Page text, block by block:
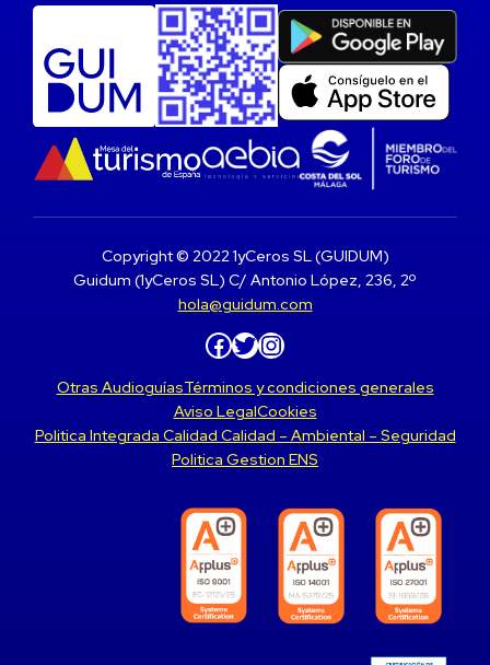
Copyright © 2022 1yCeros SL (GUIDUM)
Guidum (1yCeros SL) C/ Antonio López, 236, 2º
hola@guidum.com
Facebook Twitter Instagram
Otras AudioguíasTérminos y condiciones generales
Aviso LegalCookies
Politica Integrada Calidad Calidad – Ambiental – Seguridad
Politica Gestion ENS